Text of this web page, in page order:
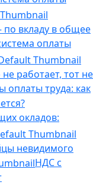
по вкладу в общее
оплаты
работает, тот не
труда: как
окладов:
невидимого
НДС с